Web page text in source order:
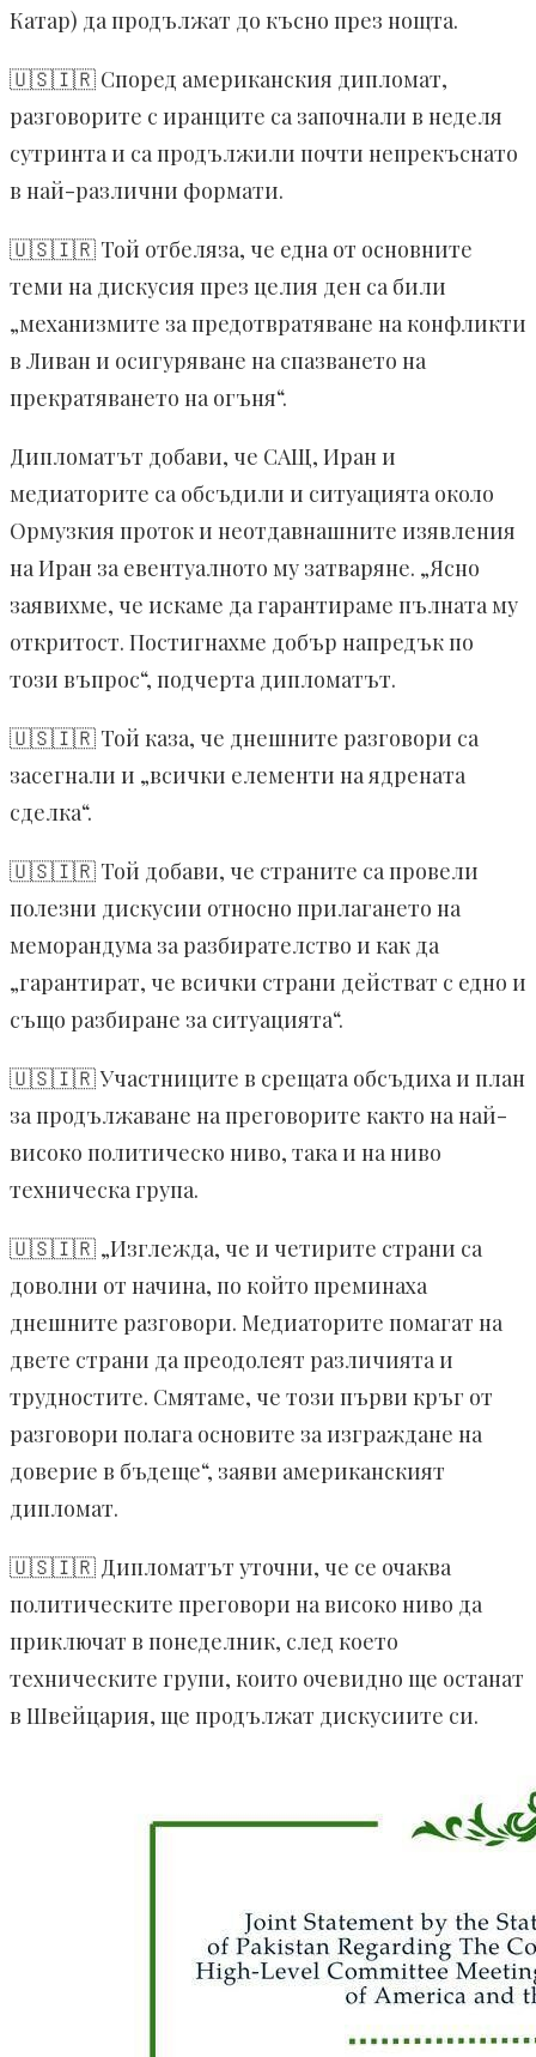
Катар) да продължат до късно през нощта.
🇺🇸🇮🇷 Според американския дипломат,
разговорите с иранците са започнали в неделя
сутринта и са продължили почти непрекъснато
в най-различни формати.
🇺🇸🇮🇷 Той отбеляза, че една от основните
теми на дискусия през целия ден са били
„механизмите за предотвратяване на конфликти
в Ливан и осигуряване на спазването на
прекратяването на огъня“.
Дипломатът добави, че САЩ, Иран и
медиаторите са обсъдили и ситуацията около
Ормузкия проток и неотдавнашните изявления
на Иран за евентуалното му затваряне. „Ясно
заявихме, че искаме да гарантираме пълната му
откритост. Постигнахме добър напредък по
този въпрос“, подчерта дипломатът.
🇺🇸🇮🇷 Той каза, че днешните разговори са
засегнали и „всички елементи на ядрената
сделка“.
🇺🇸🇮🇷 Той добави, че страните са провели
полезни дискусии относно прилагането на
меморандума за разбирателство и как да
„гарантират, че всички страни действат с едно и
също разбиране за ситуацията“.
🇺🇸🇮🇷 Участниците в срещата обсъдиха и план
за продължаване на преговорите както на най-
високо политическо ниво, така и на ниво
техническа група.
🇺🇸🇮🇷 „Изглежда, че и четирите страни са
доволни от начина, по който преминаха
днешните разговори. Медиаторите помагат на
двете страни да преодолеят различията и
трудностите. Смятаме, че този първи кръг от
разговори полага основите за изграждане на
доверие в бъдеще“, заяви американският
дипломат.
🇺🇸🇮🇷 Дипломатът уточни, че се очаква
политическите преговори на високо ниво да
приключат в понеделник, след което
техническите групи, които очевидно ще останат
в Швейцария, ще продължат дискусиите си.